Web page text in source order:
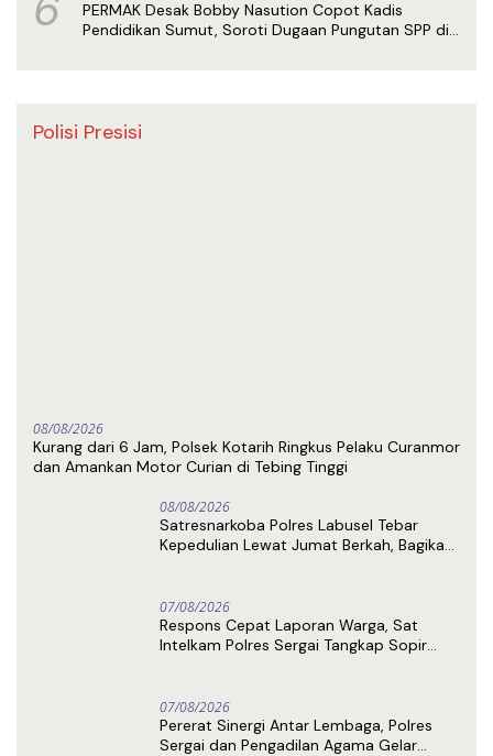
PERMAK Desak Bobby Nasution Copot Kadis
Pendidikan Sumut, Soroti Dugaan Pungutan SPP di
Polisi Presisi
08/08/2026
Kurang dari 6 Jam, Polsek Kotarih Ringkus Pelaku Curanmor
dan Amankan Motor Curian di Tebing Tinggi
08/08/2026
Satresnarkoba Polres Labusel Tebar
Kepedulian Lewat Jumat Berkah, Bagikan
07/08/2026
Respons Cepat Laporan Warga, Sat
Intelkam Polres Sergai Tangkap Sopir
07/08/2026
Pererat Sinergi Antar Lembaga, Polres
Sergai dan Pengadilan Agama Gelar